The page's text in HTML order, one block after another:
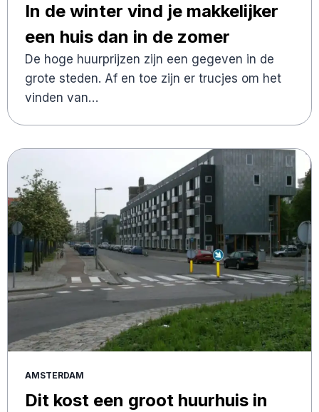
In de winter vind je makkelijker
een huis dan in de zomer
De hoge huurprijzen zijn een gegeven in de
grote steden. Af en toe zijn er trucjes om het
vinden van…
AMSTERDAM
Dit kost een groot huurhuis in